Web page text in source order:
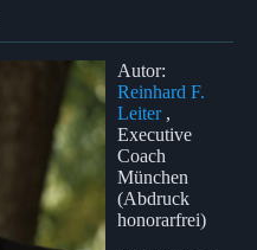
Autor:
Reinhard F.
Leiter,
Executive
Coach
München
(Abdruck
honorarfrei)